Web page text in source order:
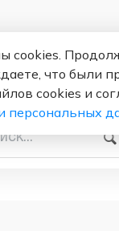
cookies.
что были
cookies и
персональных